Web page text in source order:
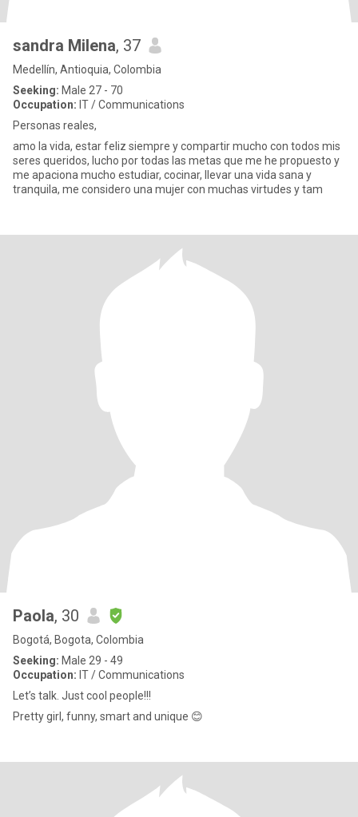
sandra Milena, 37
Medellín, Antioquia, Colombia
Seeking: Male 27 - 70
Occupation: IT / Communications
Personas reales,
amo la vida, estar feliz siempre y compartir mucho con todos mis
seres queridos, lucho por todas las metas que me he propuesto y
me apaciona mucho estudiar, cocinar, llevar una vida sana y
tranquila, me considero una mujer con muchas virtudes y tam
Paola, 30
Bogotá, Bogota, Colombia
Seeking: Male 29 - 49
Occupation: IT / Communications
Let’s talk. Just cool people!!!
Pretty girl, funny, smart and unique 😊